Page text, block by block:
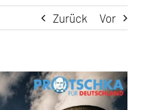
Zurück Vor